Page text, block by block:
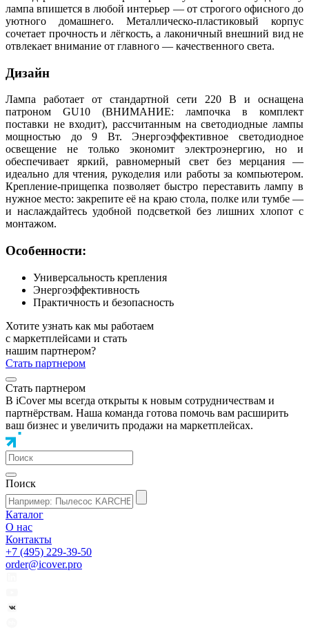
лампа впишется в любой интерьер — от строгого офисного до
уютного домашнего. Металлическо‑пластиковый корпус
сочетает прочность и лёгкость, а лаконичный внешний вид не
отвлекает внимание от главного — качественного света.
Дизайн
Лампа работает от стандартной сети 220 В и оснащена
патроном GU10 (ВНИМАНИЕ: лампочка в комплект
поставки не входит), рассчитанным на светодиодные лампы
мощностью до 9 Вт. Энергоэффективное светодиодное
освещение не только экономит электроэнергию, но и
обеспечивает яркий, равномерный свет без мерцания —
идеально для чтения, рукоделия или работы за компьютером.
Крепление‑прищепка позволяет быстро переставить лампу в
нужное место: закрепите её на краю стола, полке или тумбе —
и наслаждайтесь удобной подсветкой без лишних хлопот с
монтажом.
Особенности:
Универсальность крепления
Энергоэффективность
Практичность и безопасность
Хотите узнать как мы работаем
с маркетплейсами и стать
нашим партнером?
Стать партнером
Стать партнером
В iCover мы всегда открыты к новым сотрудничествам и
партнёрствам. Наша команда готова помочь вам расширить
ваш бизнес и увеличить продажи на маркетплейсах.
Поиск
Каталог
О нас
Контакты
+7 (495) 229-39-50
order@icover.pro